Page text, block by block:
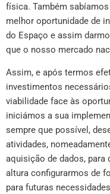
física. Também
melhor oportunidade de
do Espaço e assim
que o nosso mercado
Assim, e após termos
investimentos
viabilidade face às
iniciámos a sua
sempre que possível,
atividades,
aquisição de dados,
altura configurarmos de
para futuras